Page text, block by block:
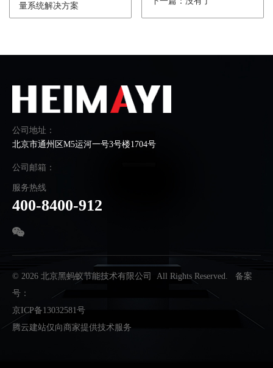
量系统解决方案
公司地址：
北京市通州区M5运河一号3号楼1704号
公司邮箱：
服务热线
400-8400-912
© 2026 北京黑蚂蚁节能技术有限公司 All Rights Reserved. 备案
号：
京ICP备13032581号
腾云建站仅向商家提供技术服务